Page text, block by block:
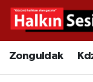
Zonguldak
Video
Çaycuma
Merkez